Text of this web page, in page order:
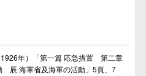
年）「第一篇 応急措置 第二章
海軍省及海軍の活動」5頁、7